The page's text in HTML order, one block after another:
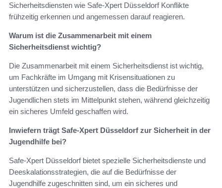
Sicherheitsdiensten wie Safe-Xpert Düsseldorf Konflikte
frühzeitig erkennen und angemessen darauf reagieren.
Warum ist die Zusammenarbeit mit einem
Sicherheitsdienst wichtig?
Die Zusammenarbeit mit einem Sicherheitsdienst ist wichtig,
um Fachkräfte im Umgang mit Krisensituationen zu
unterstützen und sicherzustellen, dass die Bedürfnisse der
Jugendlichen stets im Mittelpunkt stehen, während gleichzeitig
ein sicheres Umfeld geschaffen wird.
Inwiefern trägt Safe-Xpert Düsseldorf zur Sicherheit in der
Jugendhilfe bei?
Safe-Xpert Düsseldorf bietet spezielle Sicherheitsdienste und
Deeskalationsstrategien, die auf die Bedürfnisse der
Jugendhilfe zugeschnitten sind, um ein sicheres und